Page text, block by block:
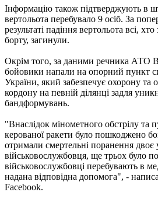
Інформацію також підтверджують в
вертольота перебувало 9 осіб. За
результаті падіння вертольота всі,
борту, загинули.
Окрім того, за даними речника АТО
бойовики напали на опорний пункт
України, який забезпечує охорону та
кордону на певній ділянці задля
бандформувань.
"Внаслідок мінометного обстрілу та
керованої ракети було пошкоджено
отримали смертельні поранення двоє
військовослужбовця, ще трьох було
військовослужбовці перебувають в
надана відповідна допомога", -
Facebook.